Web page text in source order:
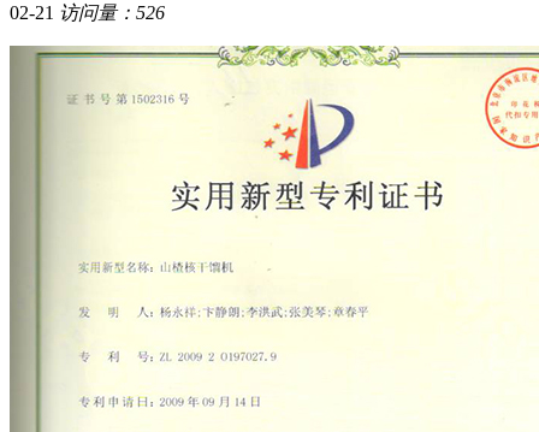
02-21 访问量：526